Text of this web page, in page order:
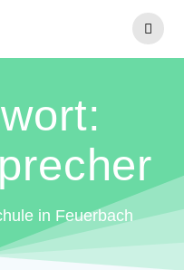
in Feuerbach